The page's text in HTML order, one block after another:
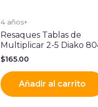
4 años+
Resaques Tablas de
Multiplicar 2-5 Diako
$165.00
Añadir al carrito